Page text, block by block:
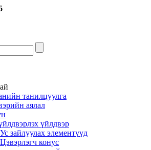
танилцуулга
аялал
үйлдвэр
Ус зайлуулах элементүүд
Цэвэрлэгч конус